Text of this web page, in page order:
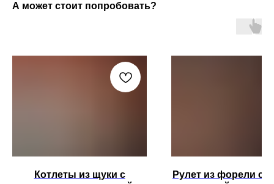
А может стоит попробовать?
Котлеты из щуки с
Рулет из форели с